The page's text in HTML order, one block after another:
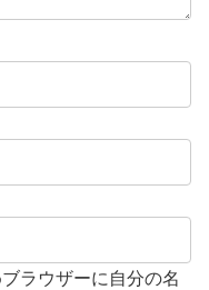
ラウザーに自分の名